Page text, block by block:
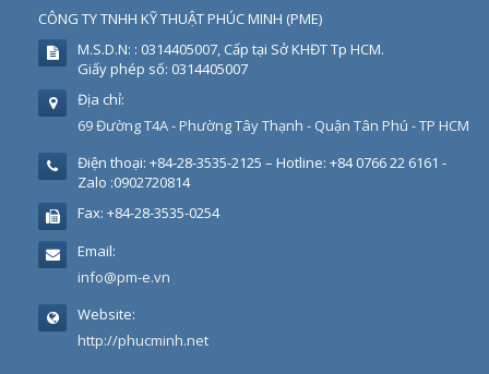
CÔNG TY TNHH KỸ THUẬT PHÚC MINH (PME)
M.S.D.N: : 0314405007, Cấp tại Sở KHĐT Tp HCM.
Giấy phép số: 0314405007
Địa chỉ:
69 Đường T4A - Phường Tây Thạnh - Quận Tân Phú - TP HCM
Điện thoại: +84-28-3535-2125 – Hotline: +84 0766 22 6161 -
Zalo :0902720814
Fax: +84-28-3535-0254
Email:
info@pm-e.vn
Website:
http://phucminh.net